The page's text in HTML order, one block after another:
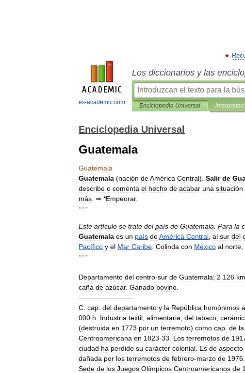
es-academic.com
Los diccionarios y las
Enciclopedia Universal
Enciclopedia Universal
Guatemala
Guatemala
Guatemala (nación deAmérica Central). Salir de
describe o comenta el hecho de acabar una situación
más . ⇒ *Empeorar.
* * *
Este artículo se trate del país de Guatemala Para la
Guatemala es un país deAmérica Central al sur del
Pacífico y el Mar Caribe Colinda con México al norte
* * *
Departamento del centro-sur de Guatemala; 2 126 km
caña de azúcar. Ganado bovino
————————
C cap del departamento y la República homónimos a
000 h Industria textil alimentaria del tabaco
(destruida en 1773 por un terremoto) como cap de la
Centroamericana en 1823-33 Los terremotos de
ciudad ha perdido su carácter colonial Es de aspecto
dañada por los terremotos de febrero-marzo de 1976
Sede de los Juegos Olímpicos Centroamericanos de